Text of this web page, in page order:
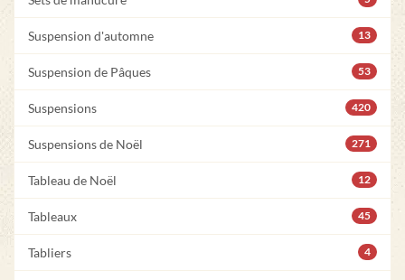
Suspension d'automne 13
Suspension de Pâques 53
Suspensions 420
Suspensions de Noël 271
Tableau de Noël 12
Tableaux 45
Tabliers 4